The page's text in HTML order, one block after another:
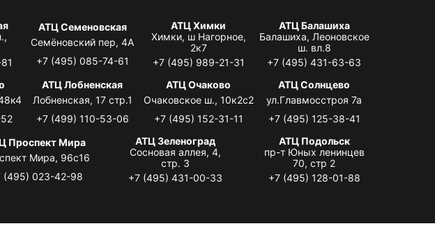
АТЦ Семеновская
Семёновский пер, 4А
+7 (495) 085-74-61
АТЦ Химки
Химки, ш Нагорное,
2к7
+7 (495) 989-21-31
АТЦ Балашиха
Балашиха, Леоновское
ш. вл.8
+7 (495) 431-63-63
АТЦ Лобненская
Лобненская, 17 стр.1
+7 (499) 110-53-06
АТЦ Очаково
Очаковское ш., 10к2с2
+7 (495) 152-31-11
АТЦ Солнцево
ул.Главмосстроя 7а
+7 (495) 125-38-41
Проспект Мира
Мира, 96с16
(495) 023-42-98
АТЦ Зеленоград
Сосновая аллея, 4,
стр. 3
+7 (495) 431-00-33
АТЦ Подольск
пр-т Юных ленинцев
70, стр 2
+7 (495) 128-01-88